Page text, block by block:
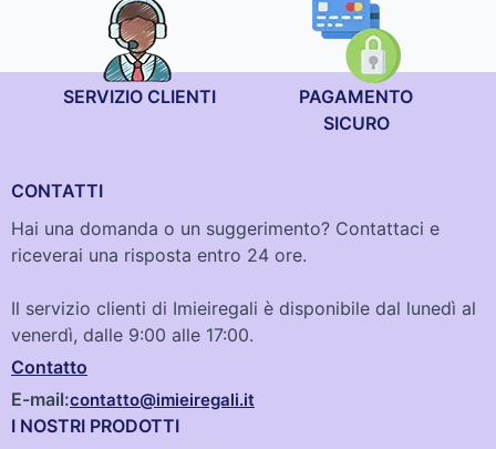
SERVIZIO CLIENTI
PAGAMENTO
SICURO
CONTATTI
Hai una domanda o un suggerimento? Contattaci e
riceverai una risposta entro 24 ore.
Il servizio clienti di Imieiregali è disponibile dal lunedì al
venerdì, dalle 9:00 alle 17:00.
Contatto
E-mail:contatto@imieiregali.it
I NOSTRI PRODOTTI